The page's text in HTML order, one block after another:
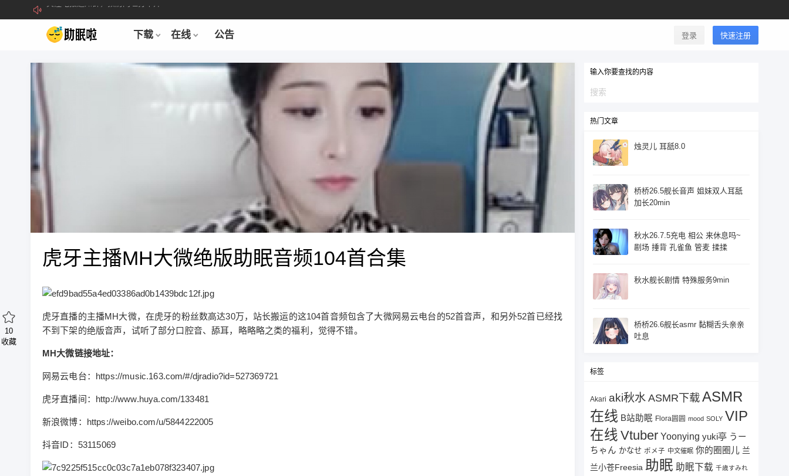
所有注册用户记得每日来签到领取积分。
关注电报通知群，预防网址打不开
2021-12-22 23:29:36
下载 在线 公告 登录 快速注册
虎牙主播MH大微绝版助眠音频104首合集
虎牙直播的主播MH大微，在虎牙的粉丝数高达30万，站长搬运的这104首音频包含了大微网易云电台的52首音声，和另外52首已经找
不到下架的绝版音声，试听了部分口腔音、舔耳，略略略之类的福利，觉得不错。
MH大微链接地址：
网易云电台：https://music.163.com/#/djradio?id=527369721
虎牙直播间：http://www.huya.com/133481
新浪微博：https://weibo.com/u/5844222005
抖音ID：53115069
10
收藏
输入你要查找的内容
热门文章
烛灵儿 耳舐8.0
桥桥26.5舰长音声 姐妹双人耳舐
加长20min
秋水26.7.5充电 相公 来休息吗~
剧场 捶背 孔雀鱼 管麦 揉揉
秋水舰长剧情 特殊服务9min
桥桥26.6舰长asmr 黏糊舌头亲亲
吐息
标签
Akari aki秋水ASMR下载ASMR
在线 B站助眠 Flora圆圆 mood SOLY VIP
在线 Vtuber Yoonying yuki亭 うー
ちゃん かなせ ポメ子 中文催眠 你的圈圈儿 兰
兰小苍Freesia 助眠 助眠下载 千歳すみれ